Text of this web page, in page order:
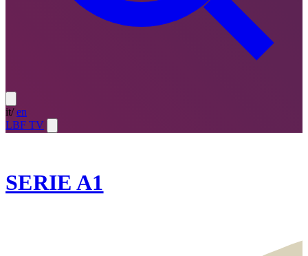
it/ en
LBF TV
SERIE A1